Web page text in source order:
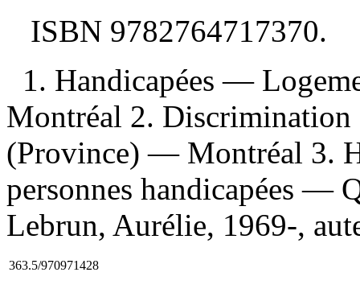
ISBN 9782764717370.
1. Handicapées —
Montréal 2.
(Province) — Montréal 3.
personnes handicapées —
Lebrun, Aurélie, 1969-,
363.5/970971428